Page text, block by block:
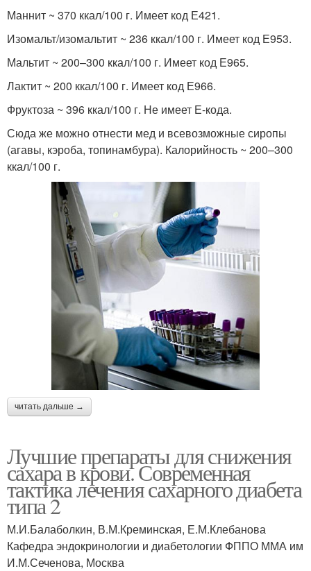
Маннит ~ 370 ккал/100 г. Имеет код Е421.
Изомальт/изомальтит ~ 236 ккал/100 г. Имеет код Е953.
Мальтит ~ 200–300 ккал/100 г. Имеет код Е965.
Лактит ~ 200 ккал/100 г. Имеет код Е966.
Фруктоза ~ 396 ккал/100 г. Не имеет Е-кода.
Сюда же можно отнести мед и всевозможные сиропы
(агавы, кэроба, топинамбура). Калорийность ~ 200–300
ккал/100 г.
читать дальше →
Лучшие препараты для снижения
сахара в крови. Современная
тактика лечения сахарного диабета
типа 2
М.И.Балаболкин, В.М.Креминская, Е.М.Клебанова
Кафедра эндокринологии и диабетологии ФППО ММА им
И.М.Сеченова, Москва